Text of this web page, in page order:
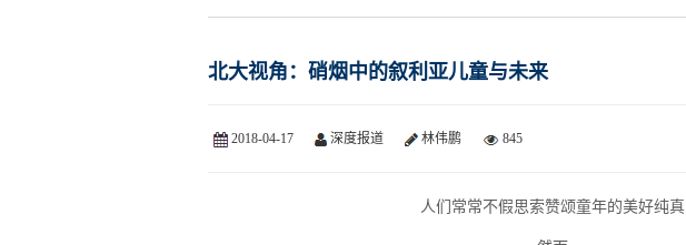
北大视角：硝烟中的叙利亚儿童与未来
2018-04-17 深度报道 林伟鹏 845
人们常常不假思索赞颂童年的美好纯真